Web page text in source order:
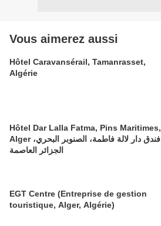
Vous aimerez aussi
Hôtel Caravansérail, Tamanrasset,
Algérie
Hôtel Dar Lalla Fatma, Pins Maritimes,
Alger فندق دار لالة فاطمة، الصنوبر البحري،
الجزائر العاصمة
EGT Centre (Entreprise de gestion
touristique, Alger, Algérie)